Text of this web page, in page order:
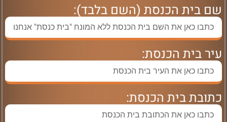
שם בית הכנסת (השם בלבד):
עיר בית הכנסת:
כתובת בית הכנסת: